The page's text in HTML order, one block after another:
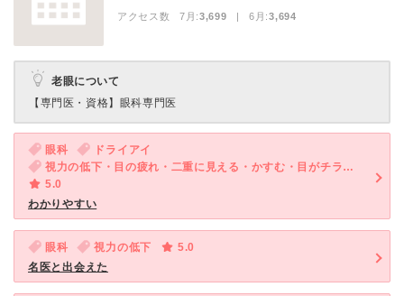
アクセス数 7月:3,699 | 6月:3,694
老眼について
【専門医・資格】 眼科専門医
眼科
ドライアイ
視力の低下・目の疲れ・二重に見える・かすむ・目がチラチラする
5.0
わかりやすい
眼科 視力の低下
5.0
名医と出会えた